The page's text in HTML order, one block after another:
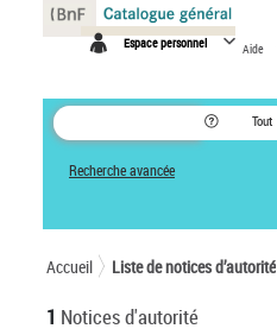
Espace personnel Aide
Tout
Recherche avancée
Accueil Liste de notices d’autorité
1 Notices d'autorité
Panneau de gestion des cookies